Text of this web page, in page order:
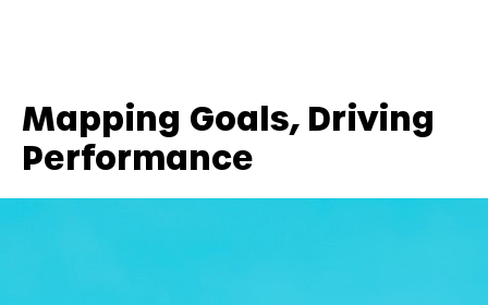
Mapping Goals, Driving
Performance